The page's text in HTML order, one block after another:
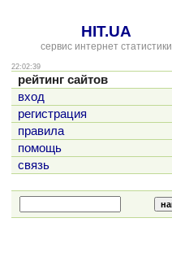
HIT.UA
сервис интернет статистики
22:02:39
рейтинг сайтов
вход
регистрация
правила
помощь
связь